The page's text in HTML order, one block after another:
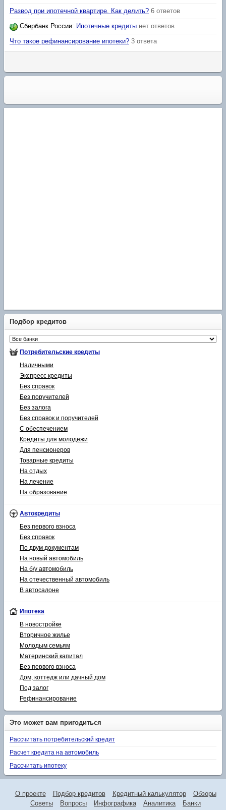
Развод при ипотечной квартире. Как делить? 6 ответов
Сбербанк России: Ипотечные кредиты нет ответов
Что такое рефинансирование ипотеки? 3 ответа
Подбор кредитов
Потребительские кредиты
Наличными
Экспресс кредиты
Без справок
Без поручителей
Без залога
Без справок и поручителей
С обеспечением
Кредиты для молодежи
Для пенсионеров
Товарные кредиты
На отдых
На лечение
На образование
Автокредиты
Без первого взноса
Без справок
По двум документам
На новый автомобиль
На б/у автомобиль
На отечественный автомобиль
В автосалоне
Ипотека
В новостройке
Вторичное жилье
Молодым семьям
Материнский капитал
Без первого взноса
Дом, коттедж или дачный дом
Под залог
Рефинансирование
Это может вам пригодиться
Рассчитать потребительский кредит
Расчет кредита на автомобиль
Рассчитать ипотеку
О проекте Подбор кредитов Кредитный калькулятор
Обзоры
Советы
Вопросы Инфографика Аналитика
Банки